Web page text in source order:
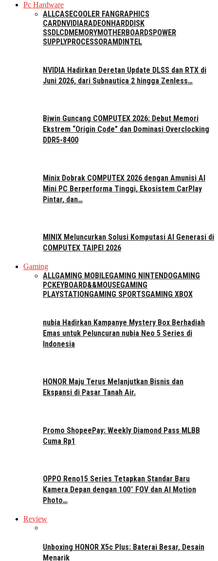
Pc Hardware
ALLCASECOOLER FAN GRAPHICS
CARDNVIDIARADEON HARDDISK
SSDLCDMEMORYMOTHERBOARDSPOWER
SUPPLYPROCESSORAMD INTEL
NVIDIA Hadirkan Deretan Update DLSS dan RTX di
Juni 2026, dari Subnautica 2 hingga Zenless…
Biwin Guncang COMPUTEX 2026: Debut Memori
Ekstrem “Origin Code” dan Dominasi Overclocking
DDR5-8400
Minix Dobrak COMPUTEX 2026 dengan Amunisi AI
Mini PC Berperforma Tinggi, Ekosistem CarPlay
Pintar, dan…
MINIX Meluncurkan Solusi Komputasi AI Generasi di
COMPUTEX TAIPEI 2026
Gaming
ALLGAMING MOBILEGAMING NINTENDOGAMING
PCKEYBOARD&&MOUSEGAMING
PLAYSTATIONGAMING SPORTSGAMING XBOX
nubia Hadirkan Kampanye Mystery Box Berhadiah
Emas untuk Peluncuran nubia Neo 5 Series di
Indonesia
HONOR Maju Terus Melanjutkan Bisnis dan
Ekspansi di Pasar Tanah Air.
Promo ShopeePay: Weekly Diamond Pass MLBB
Cuma Rp1
OPPO Reno15 Series Tetapkan Standar Baru
Kamera Depan dengan 100° FOV dan AI Motion
Photo…
Review
Unboxing HONOR X5c Plus: Baterai Besar, Desain
Menarik